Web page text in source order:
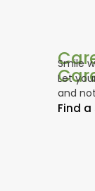
Smile
Let
and
Find